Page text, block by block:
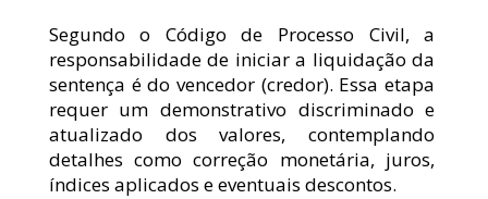
Segundo o Código de Processo Civil, a
responsabilidade de iniciar a liquidação da
sentença é do vencedor (credor). Essa etapa
requer um demonstrativo discriminado e
atualizado dos valores, contemplando
detalhes como correção monetária, juros,
índices aplicados e eventuais descontos.